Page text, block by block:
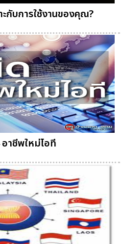
กับการใช้งานของคุณ?
อาชีพใหม่ไอที